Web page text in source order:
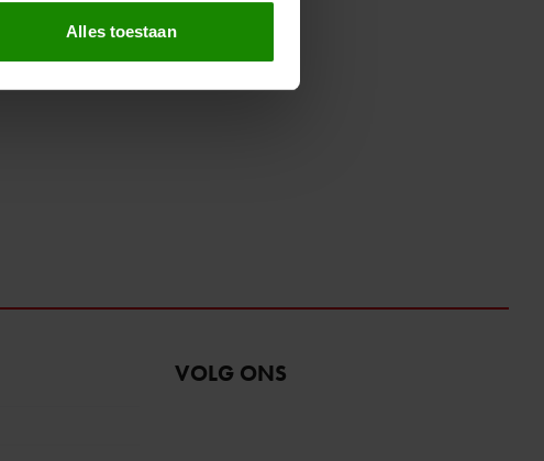
media te bieden en om ons
Alles toestaan
VOLG ONS